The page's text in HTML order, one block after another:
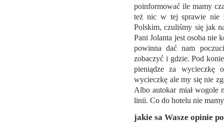
poinformować ile mamy
też nic w tej sprawie nie
Polskim, czuliśmy się jak
Pani Jolanta jest osoba nie
powinna dać nam
zobaczyć i gdzie. Pod
pieniądze za wycieczkę
wycieczkę ale my się nie
Albo autokar miał wogole
linii. Co do hotelu nie
jakie sa Wasze opinie